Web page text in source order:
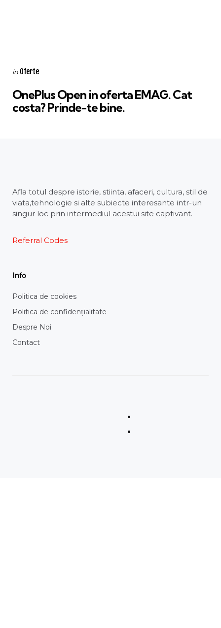
Categories
Posted
in Oferte
OnePlus Open in oferta EMAG. Cat
costa? Prinde-te bine.
Afla totul despre istorie, stiinta, afaceri, cultura, stil de
viata,tehnologie si alte subiecte interesante intr-un
singur loc prin intermediul acestui site captivant.
Referral Codes
Info
Politica de cookies
Politica de confidențialitate
Despre Noi
Contact